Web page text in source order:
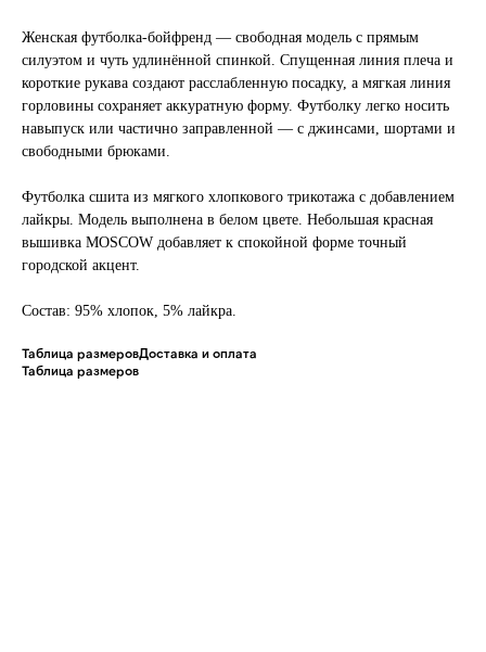
Женская футболка-бойфренд — свободная модель с прямым
силуэтом и чуть удлинённой спинкой. Спущенная линия плеча и
короткие рукава создают расслабленную посадку, а мягкая линия
горловины сохраняет аккуратную форму. Футболку легко носить
навыпуск или частично заправленной — с джинсами, шортами и
свободными брюками.
Футболка сшита из мягкого хлопкового трикотажа с добавлением
лайкры. Модель выполнена в белом цвете. Небольшая красная
вышивка MOSCOW добавляет к спокойной форме точный
городской акцент.
Состав: 95% хлопок, 5% лайкра.
Таблица размеровДоставка и оплата
Таблица размеров